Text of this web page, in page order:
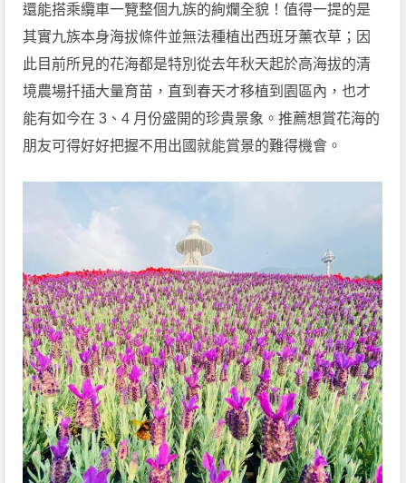
還能搭乘纜車一覽整個九族的絢爛全貌！值得一提的是
其實九族本身海拔條件並無法種植出西班牙薰衣草；因
此目前所見的花海都是特別從去年秋天起於高海拔的清
境農場扦插大量育苗，直到春天才移植到園區內，也才
能有如今在 3、4 月份盛開的珍貴景象。推薦想賞花海的
朋友可得好好把握不用出國就能賞景的難得機會。